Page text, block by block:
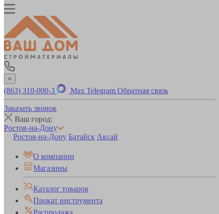
×
(863) 310-000-3 Max Telegram Обратная связь
Заказать звонок
Ваш город:
Ростов-на-Дону
Ростов-на-Дону Батайск Аксай
О компании
Магазины
Каталог товаров
Прокат инструмента
Распродажа